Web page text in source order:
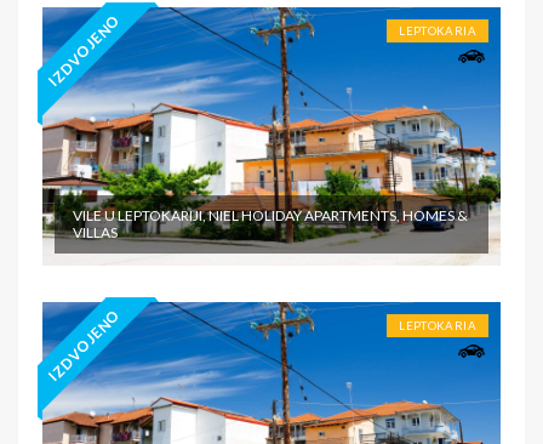
IZDVOJENO LEPTOKARIA
VILE U LEPTOKARIJI, NIEL HOLIDAY APARTMENTS, HOMES &
VILLAS
IZDVOJENO LEPTOKARIA